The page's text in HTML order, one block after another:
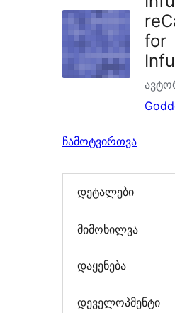
for
ჩამოტვირთვა
დეტალები
მიმოხილვა
დაყენება
დეველოპმენტი